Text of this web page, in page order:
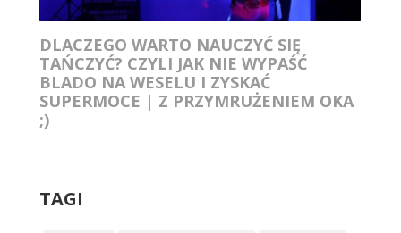
DLACZEGO WARTO NAUCZYĆ SIĘ
TAŃCZYĆ? CZYLI JAK NIE WYPAŚĆ
BLADO NA WESELU I ZYSKAĆ
SUPERMOCE | Z PRZYMRUŻENIEM OKA
;)
TAGI